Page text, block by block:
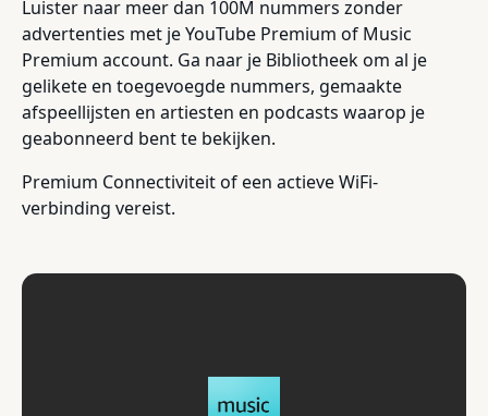
Luister naar meer dan 100M nummers zonder
advertenties met je YouTube Premium of Music
Premium account. Ga naar je Bibliotheek om al je
gelikete en toegevoegde nummers, gemaakte
afspeellijsten en artiesten en podcasts waarop je
geabonneerd bent te bekijken.
Premium Connectiviteit of een actieve WiFi-
verbinding vereist.